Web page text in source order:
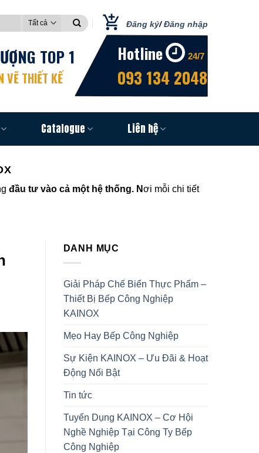
Đăng ký/Đăng nhập
TOP 1
VẼ THIẾT KẾ
Hotline 24/7
093 134 2048
Catalogue Liên hệ
đầu tư vào cả một hệ thống. Nơi mỗi chi tiết
DANH MỤC
Giải Pháp Chế Biến Thực Phẩm –
Thiết Bị Bếp Công Nghiệp
KAINOX
Mẹo Hay Bếp Công Nghiệp
Sự Kiện KAINOX – Ưu Đãi & Hoạt
Động Nổi Bật
Tin tức
Tuyển Dụng KAINOX – Cơ Hội
Nghề Nghiệp Tại Công Ty Bếp
Công Nghiệp